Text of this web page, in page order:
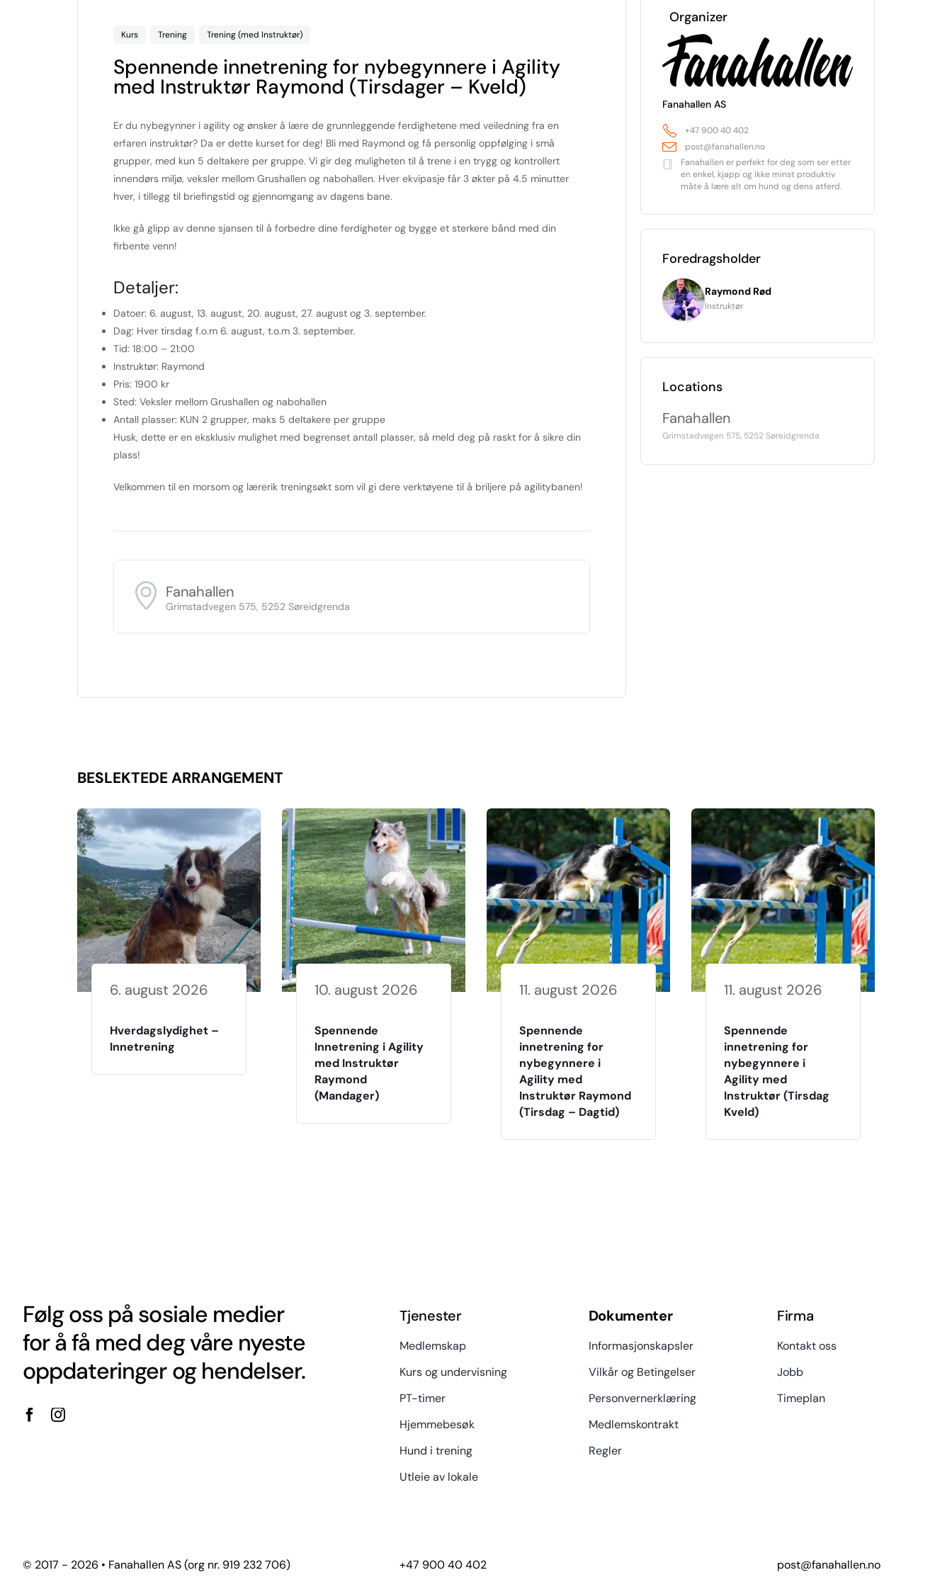
Kurs Trening Trening (med Instruktør)
Spennende innetrening for nybegynnere i Agility
med Instruktør Raymond (Tirsdager – Kveld)
Er du nybegynner i agility og ønsker å lære de grunnleggende ferdighetene med veiledning fra en
erfaren instruktør? Da er dette kurset for deg! Bli med Raymond og få personlig oppfølging i små
grupper, med kun 5 deltakere per gruppe. Vi gir deg muligheten til å trene i en trygg og kontrollert
innendørs miljø, veksler mellom Grushallen og nabohallen. Hver ekvipasje får 3 økter på 4.5 minutter
hver, i tillegg til briefingstid og gjennomgang av dagens bane.
Ikke gå glipp av denne sjansen til å forbedre dine ferdigheter og bygge et sterkere bånd med din
firbente venn!
Detaljer:
Datoer: 6. august, 13. august, 20. august, 27. august og 3. september.
Dag: Hver tirsdag f.o.m 6. august, t.o.m 3. september.
Tid: 18:00 – 21:00
Instruktør: Raymond
Pris: 1900 kr
Sted: Veksler mellom Grushallen og nabohallen
Antall plasser: KUN 2 grupper, maks 5 deltakere per gruppe
Husk, dette er en eksklusiv mulighet med begrenset antall plasser, så meld deg på raskt for å sikre din
plass!
Velkommen til en morsom og lærerik treningsøkt som vil gi dere verktøyene til å briljere på agilitybanen!
Fanahallen
Grimstadvegen 575, 5252 Søreidgrenda
Organizer
Fanahallen AS
+47 900 40 402
post@fanahallen.no
Fanahallen er perfekt for deg som ser etter
en enkel, kjapp og ikke minst produktiv
måte å lære alt om hund og dens atferd.
Foredragsholder
Raymond Rød
Instruktør
Locations
Fanahallen
Grimstadvegen 575, 5252 Søreidgrenda
BESLEKTEDE ARRANGEMENT
6. august 2026
Hverdagslydighet –
Innetrening
10. august 2026
Spennende
Innetrening i Agility
med Instruktør
Raymond
(Mandager)
11. august 2026
Spennende
innetrening for
nybegynnere i
Agility med
Instruktør Raymond
(Tirsdag – Dagtid)
11. august 2026
Spennende
innetrening for
nybegynnere i
Agility med
Instruktør (Tirsdag
Kveld)
Følg oss på sosiale medier
for å få med deg våre nyeste
oppdateringer og hendelser.
Tjenester
Medlemskap
Kurs og undervisning
PT-timer
Hjemmebesøk
Hund i trening
Utleie av lokale
Dokumenter
Informasjonskapsler
Vilkår og Betingelser
Personvernerklæring
Medlemskontrakt
Regler
Firma
Kontakt oss
Jobb
Timeplan
© 2017 - 2026 • Fanahallen AS (org nr. 919 232 706) +47 900 40 402 post@fanahallen.no